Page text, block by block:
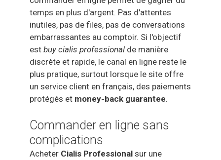
temps en plus d'argent. Pas d'attentes
inutiles, pas de files, pas de conversations
embarrassantes au comptoir. Si l'objectif
est buy cialis professional de manière
discrète et rapide, le canal en ligne reste le
plus pratique, surtout lorsque le site offre
un service client en français, des paiements
protégés et money-back guarantee.
Commander en ligne sans
complications
Acheter Cialis Professional sur une